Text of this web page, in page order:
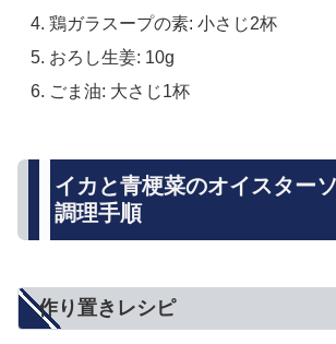
鶏ガラスープの素: 小さじ2杯
おろし生姜: 10g
ごま油: 大さじ1杯
イカと青梗菜のオイスター
調理手順
作り置きレシピ